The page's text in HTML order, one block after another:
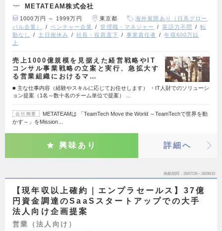
METATEAM株式会社
1000万円 ～ 1999万円 東京都
海外展開あり（日系グロー
バル企業）
ベンチャー企業 管理職・マネジャー 英語力不問
転
勤なし
土日祝休み 社長・役員直下 事業責任者
年収600万以
上
売上1000億規模を見据えた経営戦略やIT
コンサル事業戦略の立案と実行、急拡大す
る営業組織におけるマ…
■ 主な仕事内容（経験やスキルに応じてお任せします） ・IT人財でのソリューシ
ョン提案（1名～数十名のチーム単位で提案） …
会社概要
METATEAMは 「TeamTech Move the World ～TeamTechで世界を動
かす～」をMission…
興味あり 詳細へ
掲載期間 26/07/28～26/08/10
【現年収以上確約｜エンプラセールス】37億
円資金調達のSaaSスタートアップでの大手
法人向け企画提案
営業（法人向け）